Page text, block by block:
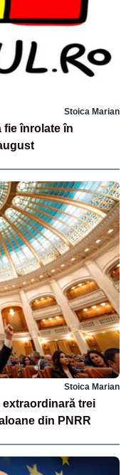
Stoica Marian
fie înrolate în
Stoica Marian
extraordinară trei
din PNRR